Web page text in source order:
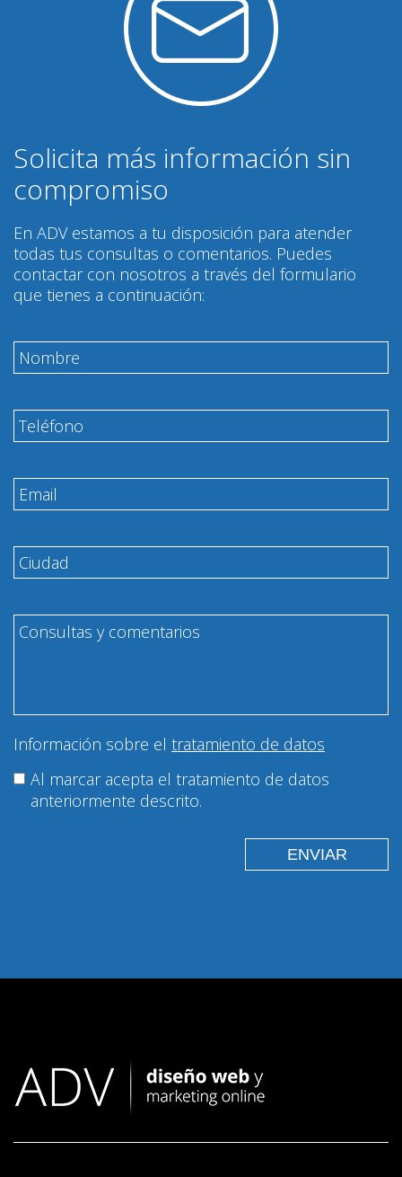
Solicita más información sin
compromiso
En ADV estamos a tu disposición para atender
todas tus consultas o comentarios. Puedes
contactar con nosotros a través del formulario
que tienes a continuación:
Información sobre el tratamiento de datos
Al marcar acepta el tratamiento de datos
anteriormente descrito.